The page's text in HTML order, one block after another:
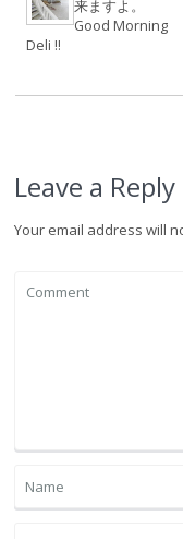
来ますよ。
Good Morning
Deli !!
Leave a Reply
Your email address will